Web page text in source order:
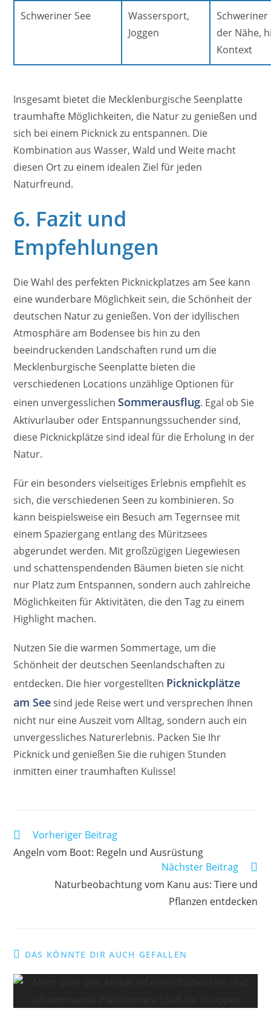
Schweriner See
Wassersport,
Joggen
Schweriner
der Nähe,
Kontext
Insgesamt bietet die Mecklenburgische Seenplatte
traumhafte Möglichkeiten, die Natur zu genießen und
sich bei einem Picknick zu entspannen. Die
Kombination aus Wasser, Wald und Weite macht
diesen Ort zu einem idealen Ziel für jeden
Naturfreund.
6. Fazit und
Empfehlungen
Die Wahl des perfekten Picknickplatzes am See kann
eine wunderbare Möglichkeit sein, die Schönheit der
deutschen Natur zu genießen. Von der idyllischen
Atmosphäre am Bodensee bis hin zu den
beeindruckenden Landschaften rund um die
Mecklenburgische Seenplatte bieten die
verschiedenen Locations unzählige Optionen für
einen unvergesslichenSommerausflug. Egal ob Sie
Aktivurlauber oder Entspannungssuchender sind,
diese Picknickplätze sind ideal für die Erholung in der
Natur.
Für ein besonders vielseitiges Erlebnis empfiehlt es
sich, die verschiedenen Seen zu kombinieren. So
kann beispielsweise ein Besuch am Tegernsee mit
einem Spaziergang entlang des Müritzsees
abgerundet werden. Mit großzügigen Liegewiesen
und schattenspendenden Bäumen bieten sie nicht
nur Platz zum Entspannen, sondern auch zahlreiche
Möglichkeiten für Aktivitäten, die den Tag zu einem
Highlight machen.
Nutzen Sie die warmen Sommertage, um die
Schönheit der deutschen Seenlandschaften zu
entdecken. Die hier vorgestellten Picknickplätze
am Seesind jede Reise wert und versprechen Ihnen
nicht nur eine Auszeit vom Alltag, sondern auch ein
unvergessliches Naturerlebnis. Packen Sie Ihr
Picknick und genießen Sie die ruhigen Stunden
inmitten einer traumhaften Kulisse!
Weitere
ansehen
Vorheriger Beitrag
Angeln vom Boot: Regeln und Ausrüstung
Nächster Beitrag
Naturbeobachtung vom Kanu aus: Tiere und
Pflanzen entdecken
DAS KÖNNTE DIR AUCH GEFALLEN